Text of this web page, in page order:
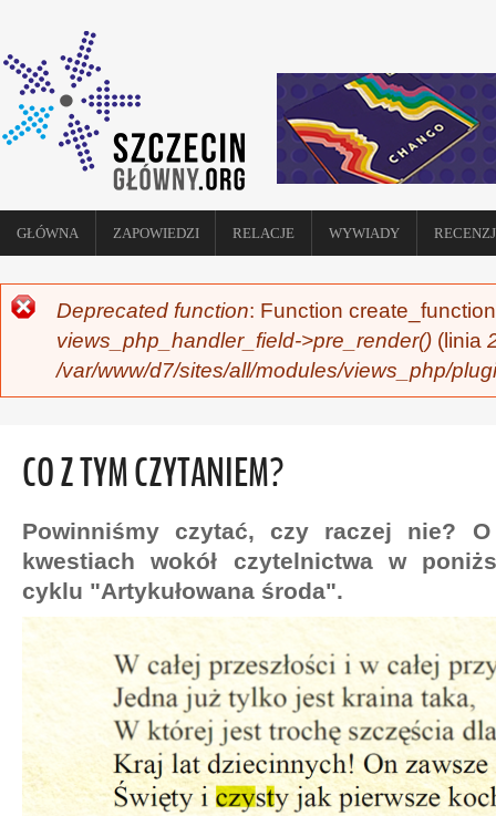
GŁÓWNA ZAPOWIEDZI RELACJE WYWIADY
KOMUNIKAT O BŁĘDZIE
Deprecated function: Function
views_php_handler_field->pre_render() (linia
/var/www/d7/sites/all/modules/views_php/
CO Z TYM CZYTANIEM?
Powinniśmy czytać, czy raczej nie?
kwestiach wokół czytelnictwa w
cyklu "Artykułowana środa".